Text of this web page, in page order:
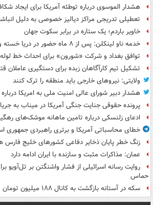
هشدار الموسوی درباره توطئه آمریکا برای ایجاد
تعطیلی تدریجی مراکز دیالیز خصوصی به دلیل
خاویر باردم؛ یک ستاره در برابر سکوت جهان
خدمه ناو لینکلن: پس از ۸ ماه حضور در دریا خسته و درمانده‌ شدیم
توافق بغداد و شرکت «شورون» برای احداث خط
تشکیل تیم کارآگاهان زبده برای دستگیری عاملان
ولایتی: نیروهای خارجی باید منطقه را ترک کنند
هشدار دبیر شورای عالی امنیت ملی به امریکا
پرونده حقوقی جنایت جنگی آمریکا در میناب به
ادعای زلنسکی درباره تامین ماهانه موشک‌های
خطای محاسباتی آمریکا و برتری راهبردی جمهوری
زنگ خطر پایان ذخایر دفاعی کشورهای خلیج فارس
عمان: مذاکرات مثبت و سازنده با ایران ادامه دارد
روایت رسانه اسرائیلی از فشار واشنگتن بر
حماس
سکه در آستانه بازگشت به کانال ۱۸۸ میلیون تومان